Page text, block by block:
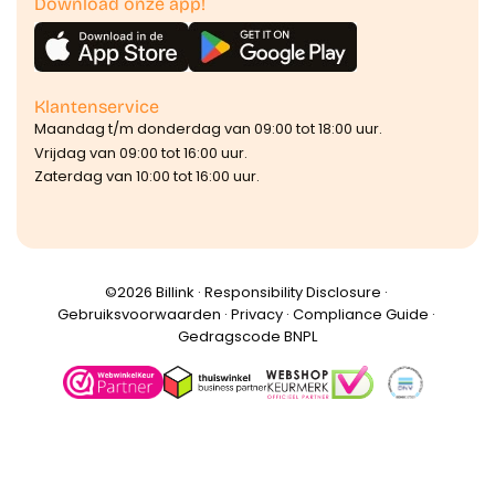
Klantenservice
Maandag t/m donderdag van 09:00 tot 18:00 uur.
Vrijdag van 09:00 tot 16:00 uur.
Zaterdag van 10:00 tot 16:00 uur.
©️2026 Billink · Responsibility Disclosure ·
Gebruiksvoorwaarden · Privacy· Compliance Guide ·
Gedragscode BNPL